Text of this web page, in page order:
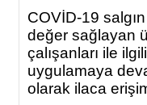
COVİD-19
değer sağlayan
çalışanları ile
uygulamaya
olarak ilaca